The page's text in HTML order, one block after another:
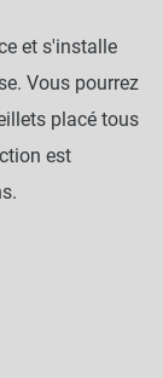
et s'installe
Vous pourrez
placé tous
est